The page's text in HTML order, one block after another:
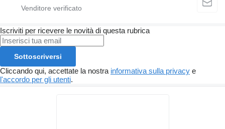
Iscriviti per ricevere le novità di questa rubrica
Sottoscriversi
Cliccando qui, accettate la nostra informativa sulla privacy e
l'accordo per gli utenti.